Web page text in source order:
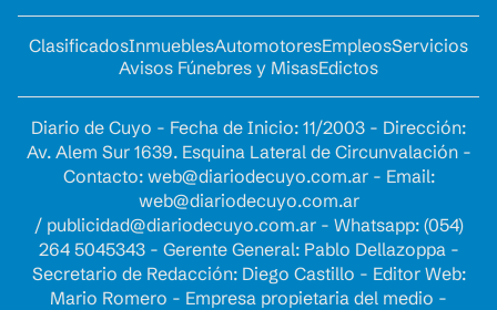
ClasificadosInmueblesAutomotoresEmpleosServicios
Avisos Fúnebres y MisasEdictos
Diario de Cuyo - Fecha de Inicio: 11/2003 - Dirección:
Av. Alem Sur 1639. Esquina Lateral de Circunvalación -
Contacto: web@diariodecuyo.com.ar- Email:
web@diariodecuyo.com.ar
/ publicidad@diariodecuyo.com.ar- Whatsapp: (054)
264 5045343 - Gerente General: Pablo Dellazoppa -
Secretario de Redacción: Diego Castillo - Editor Web:
Mario Romero - Empresa propietaria del medio -